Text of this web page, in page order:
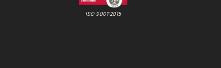
ISO 9001:2015